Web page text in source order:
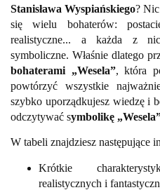
Stanisława Wyspiańskiego?
się wielu bohaterów:
realistyczne... a każda z
symboliczne. Właśnie dlatego
bohaterami „Wesela”, która
powtórzyć wszystkie
szybko uporządkujesz wiedzę i
odczytywać symbolikę
W tabeli znajdziesz następujące
Krótkie
realistycznych i